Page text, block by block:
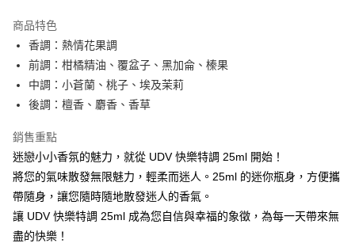
合作金庫商業銀行
華南商業銀行
上海商業儲蓄銀行
台北富邦商業銀行
國泰世華商業銀行
臺灣中小企業銀行
聯邦商業銀行
元大商業銀行
永豐商業銀行
台新國際商業銀行
中國信託商業銀行
台灣樂天信用卡公司
超商取貨付款
LINE Pay
街口支付
全盈+PAY
AFTEE先享後付
相關說明
【關於「AFTEE先享後付」】
AFTEE先享後付是「在收到商品之後才付款」的支付方式。 讓您購物簡單
ATM付款
商品特色
香調：熱情花果調
前調：柑橘精油、覆盆子、黑加侖、榛果
中調：小蒼蘭、桃子、埃及茉莉
後調：檀香、麝香、香草
銷售重點
迷戀小小香氛的魅力，就從 UDV 快樂特調 25ml 開始！
將您的氣味散發無限魅力，輕柔而迷人。25ml 的迷你瓶身，方便攜
帶隨身，讓您隨時隨地散發迷人的香氣。
讓 UDV 快樂特調 25ml 成為您自信與幸福的象徵，為每一天帶來無
盡的快樂！